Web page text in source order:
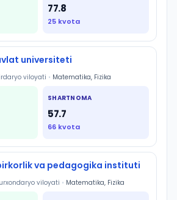
77.8
25 kvota
universiteti
viloyati • Matematika, Fizika
SHARTNOMA
57.7
66 kvota
va pedagogika instituti
viloyati • Matematika, Fizika